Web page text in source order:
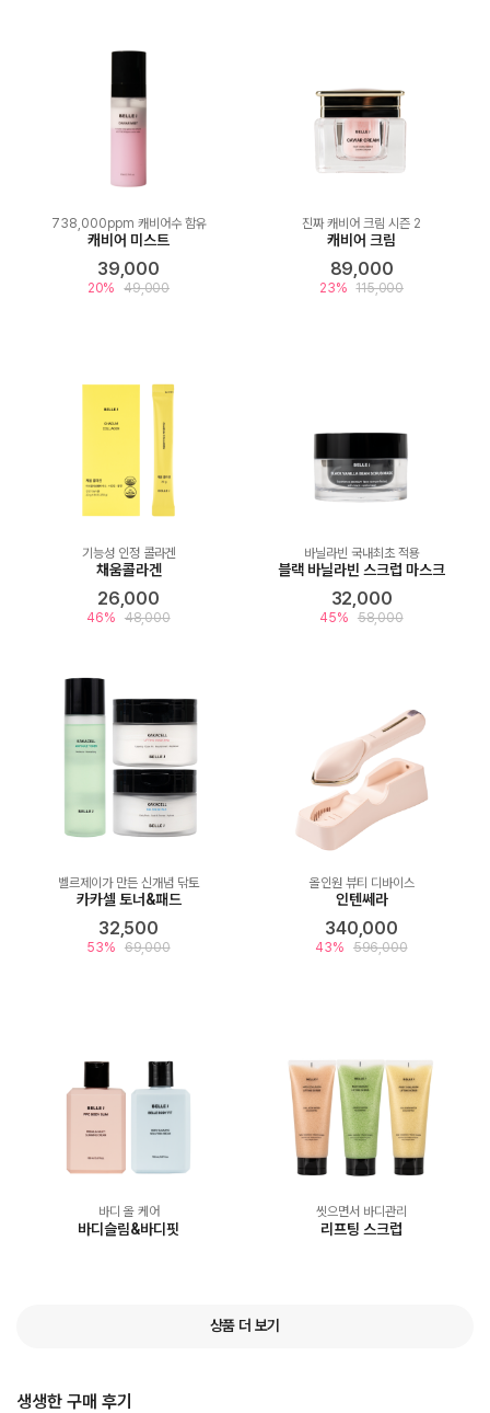
738,000ppm 캐비어수 함유
캐비어 미스트
39,000
20% 49,000
진짜 캐비어 크림 시즌 2
캐비어 크림
89,000
23% 115,000
기능성 인정 콜라겐
채움콜라겐
26,000
46% 48,000
바닐라빈 국내최초 적용
블랙 바닐라빈 스크럽 마스크
32,000
45% 58,000
벨르제이가 만든 신개념 닦토
카카셀 토너&패드
32,500
53% 69,000
올인원 뷰티 디바이스
인텐쎄라
340,000
43% 596,000
바디 올 케어
바디슬림&바디핏
씻으면서 바디관리
리프팅 스크럽
상품 더 보기
생생한 구매 후기